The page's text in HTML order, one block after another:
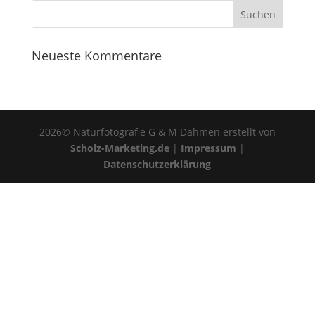
Neueste Kommentare
2026© Naturfotografie G & M Dahmen erstellt von
Scholz-Marketing.de| Impressum |
Datenschutzerklärung